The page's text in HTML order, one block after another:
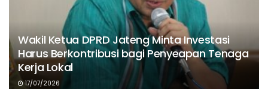
Wakil Ketua DPRD Jateng Minta Investasi
Harus Berkontribusi bagi Penyeapan Tenaga
Kerja Lokal
17/07/2026